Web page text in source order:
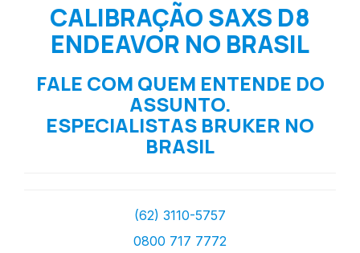
CALIBRAÇÃO SAXS D8
ENDEAVOR NO BRASIL
FALE COM QUEM ENTENDE DO
ASSUNTO.
ESPECIALISTAS BRUKER NO
BRASIL
(62) 3110-5757
0800 717 7772